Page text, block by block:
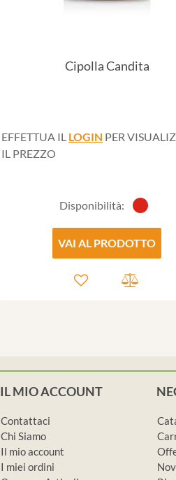
Cipolla Candita
EFFETTUA IL LOGIN PER
IL PREZZO
Disponibilità:
VAI AL PRODOTTO
IL MIO ACCOUNT
Contattaci
Chi Siamo
Il mio account
I miei ordini